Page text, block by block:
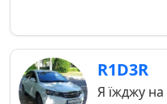
R1D3R
Я їжджу на